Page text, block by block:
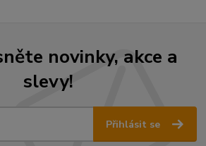
novinky, akce a
slevy!
Přihlásit se